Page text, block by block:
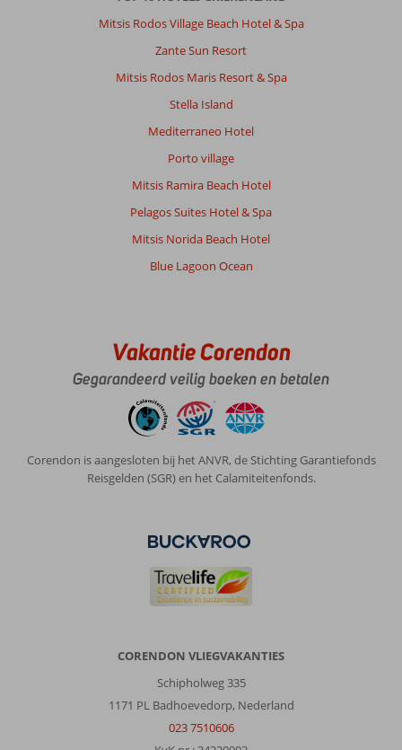
Mitsis Rodos Village Beach Hotel & Spa
Zante Sun Resort
Mitsis Rodos Maris Resort & Spa
Stella Island
Mediterraneo Hotel
Porto village
Mitsis Ramira Beach Hotel
Pelagos Suites Hotel & Spa
Mitsis Norida Beach Hotel
Blue Lagoon Ocean
Vakantie Corendon
Gegarandeerd veilig boeken en betalen
Corendon is aangesloten bij het ANVR, de Stichting Garantiefonds
Reisgelden (SGR) en het Calamiteitenfonds.
CORENDON VLIEGVAKANTIES
Schipholweg 335
1171 PL Badhoevedorp, Nederland
023 7510606